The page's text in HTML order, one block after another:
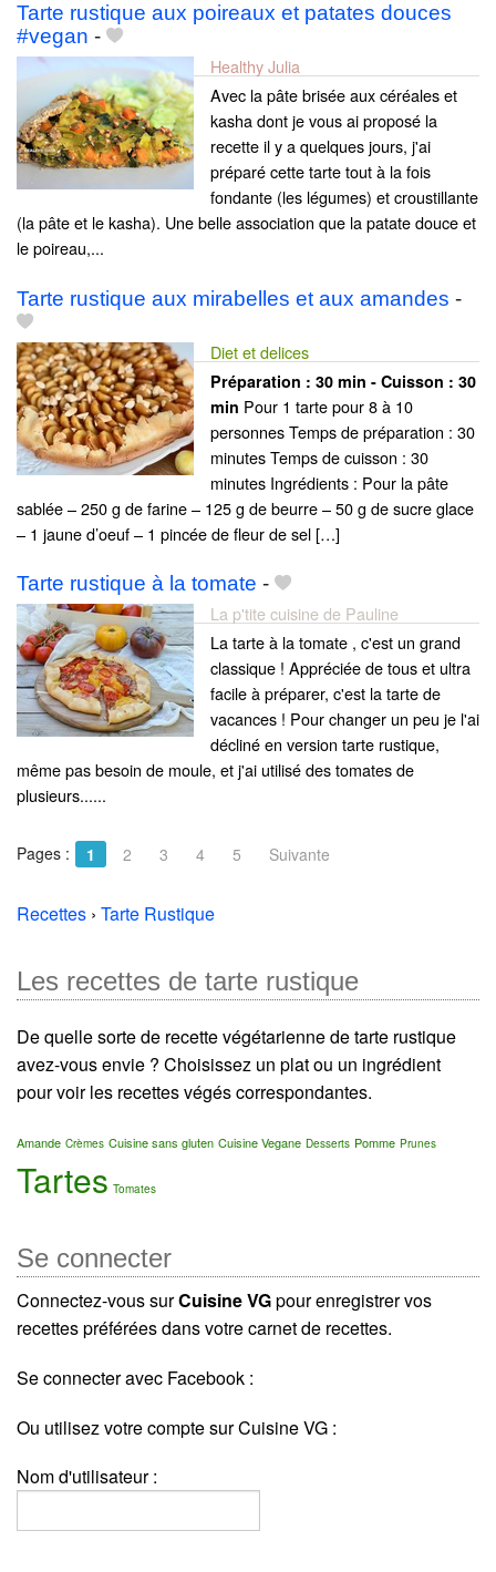
Tarte rustique aux poireaux et patates douces
#vegan -
Healthy Julia
Avec la pâte brisée aux céréales et
kasha dont je vous ai proposé la
recette il y a quelques jours, j'ai
préparé cette tarte tout à la fois
fondante (les légumes) et croustillante
(la pâte et le kasha). Une belle association que la patate douce et
le poireau,...
Tarte rustique aux mirabelles et aux amandes -
Diet et delices
Préparation : 30 min - Cuisson : 30
min Pour 1 tarte pour 8 à 10
personnes Temps de préparation : 30
minutes Temps de cuisson : 30
minutes Ingrédients : Pour la pâte
sablée – 250 g de farine – 125 g de beurre – 50 g de sucre glace
– 1 jaune d’oeuf – 1 pincée de fleur de sel […]
Tarte rustique à la tomate -
La p'tite cuisine de Pauline
La tarte à la tomate , c'est un grand
classique ! Appréciée de tous et ultra
facile à préparer, c'est la tarte de
vacances ! Pour changer un peu je l'ai
décliné en version tarte rustique,
même pas besoin de moule, et j'ai utilisé des tomates de
plusieurs......
Pages : 1 2 3 4 5 Suivante
Recettes › Tarte Rustique
Les recettes de tarte rustique
De quelle sorte de recette végétarienne de tarte rustique
avez-vous envie ? Choisissez un plat ou un ingrédient
pour voir les recettes végés correspondantes.
Amande Crèmes Cuisine sans gluten Cuisine Vegane Desserts Pomme Prunes
Tartes Tomates
Se connecter
Connectez-vous surCuisine VGpour enregistrer vos
recettes préférées dans votre carnet de recettes.
Se connecter avec Facebook :
Ou utilisez votre compte sur Cuisine VG :
Nom d'utilisateur :